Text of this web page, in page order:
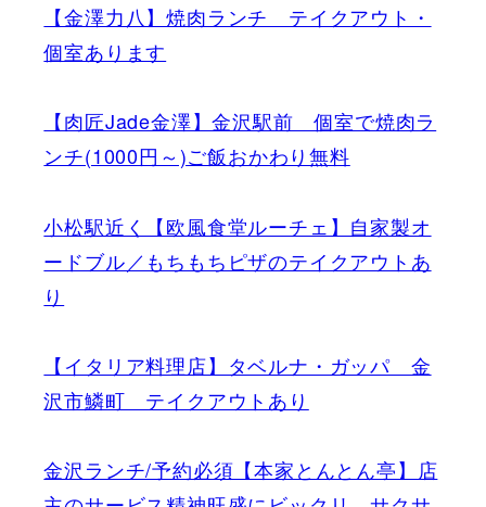
【金澤力八】焼肉ランチ テイクアウト・
個室あります
【肉匠Jade金澤】金沢駅前 個室で焼肉ラ
ンチ(1000円～)ご飯おかわり無料
小松駅近く【欧風食堂ルーチェ】自家製オ
ードブル／もちもちピザのテイクアウトあ
り
【イタリア料理店】タベルナ・ガッパ 金
沢市鱗町 テイクアウトあり
金沢ランチ/予約必須【本家とんとん亭】店